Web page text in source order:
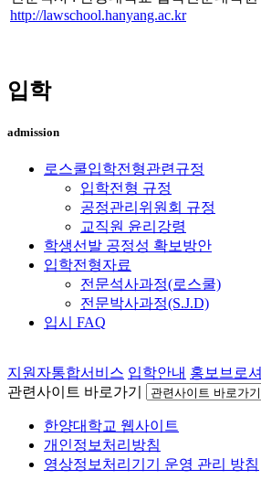
http://lawschool.hanyang.ac.kr
입학
admission
로스쿨입학전형관련규정
입학전형 규정
공정관리위원회 규정
교직원 윤리강령
학생선발 공정성 확보방안
입학전형자료
전문석사과정(로스쿨)
전문박사과정(S.J.D)
입시 FAQ
지원자통합서비스 입학안내 홍보브로셔
관련사이트 바로가기
한양대학교 웹사이트
개인정보처리방침
영상정보처리기기 운영 관리 방침